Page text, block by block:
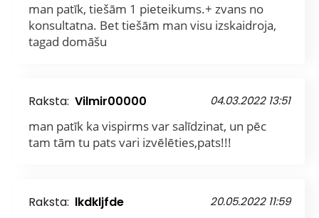
man patīk, tiešām 1 pieteikums.+ zvans no
konsultatna. Bet tiešām man visu izskaidroja,
tagad domāšu
Raksta: Vilmir00000 04.03.2022 13:51
man patīk ka vispirms var salīdzinat, un pēc
tam tām tu pats vari izvēlēties,pats!!!
Raksta: lkdkljfde 20.05.2022 11:59